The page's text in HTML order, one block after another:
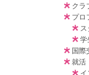
クラ
プロ
ス
学
国際
就活
イ